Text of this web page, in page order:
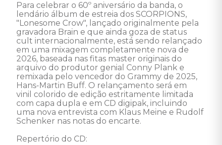
Para celebrar o 60º aniversário da banda, o
lendário álbum de estreia dos SCORPIONS,
"Lonesome Crow", lançado originalmente pela
gravadora Brain e que ainda goza de status
cult internacionalmente, está sendo relançado
em uma mixagem completamente nova de
2026, baseada nas fitas master originais do
arquivo do produtor genial Conny Plank e
remixada pelo vencedor do Grammy de 2025,
Hans-Martin Buff. O relançamento será em
vinil colorido de edição estritamente limitada
com capa dupla e em CD digipak, incluindo
uma nova entrevista com Klaus Meine e Rudolf
Schenker nas notas do encarte.
Repertório do CD: